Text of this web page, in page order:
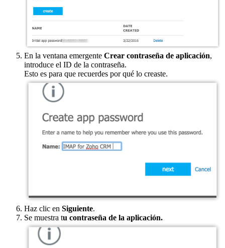
En la ventana emergente Crear contraseña de aplicación,
introduce el ID de la contraseña.
Esto es para que recuerdes por qué lo creaste.
Haz clic en Siguiente.
Se muestra tu contraseña de la aplicación.